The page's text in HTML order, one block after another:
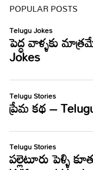
POPULAR POSTS